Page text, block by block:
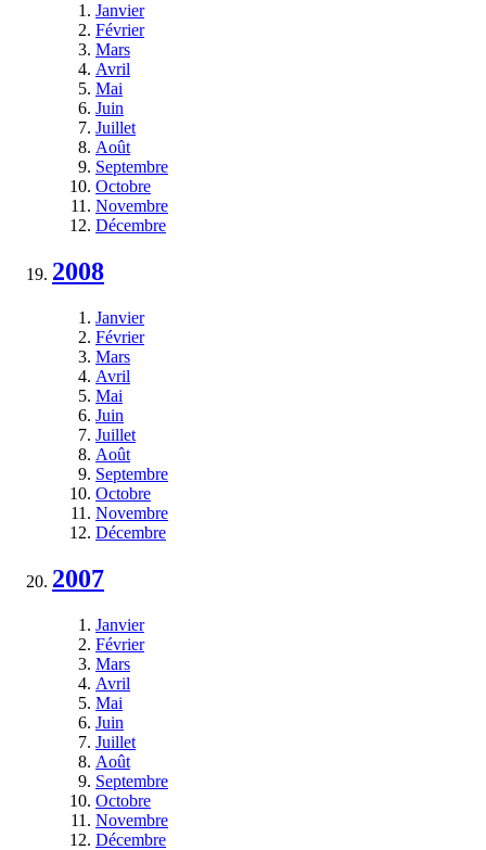
Janvier
Février
Mars
Avril
Mai
Juin
Juillet
Août
Septembre
Octobre
Novembre
Décembre
2008
Janvier
Février
Mars
Avril
Mai
Juin
Juillet
Août
Septembre
Octobre
Novembre
Décembre
2007
Janvier
Février
Mars
Avril
Mai
Juin
Juillet
Août
Septembre
Octobre
Novembre
Décembre